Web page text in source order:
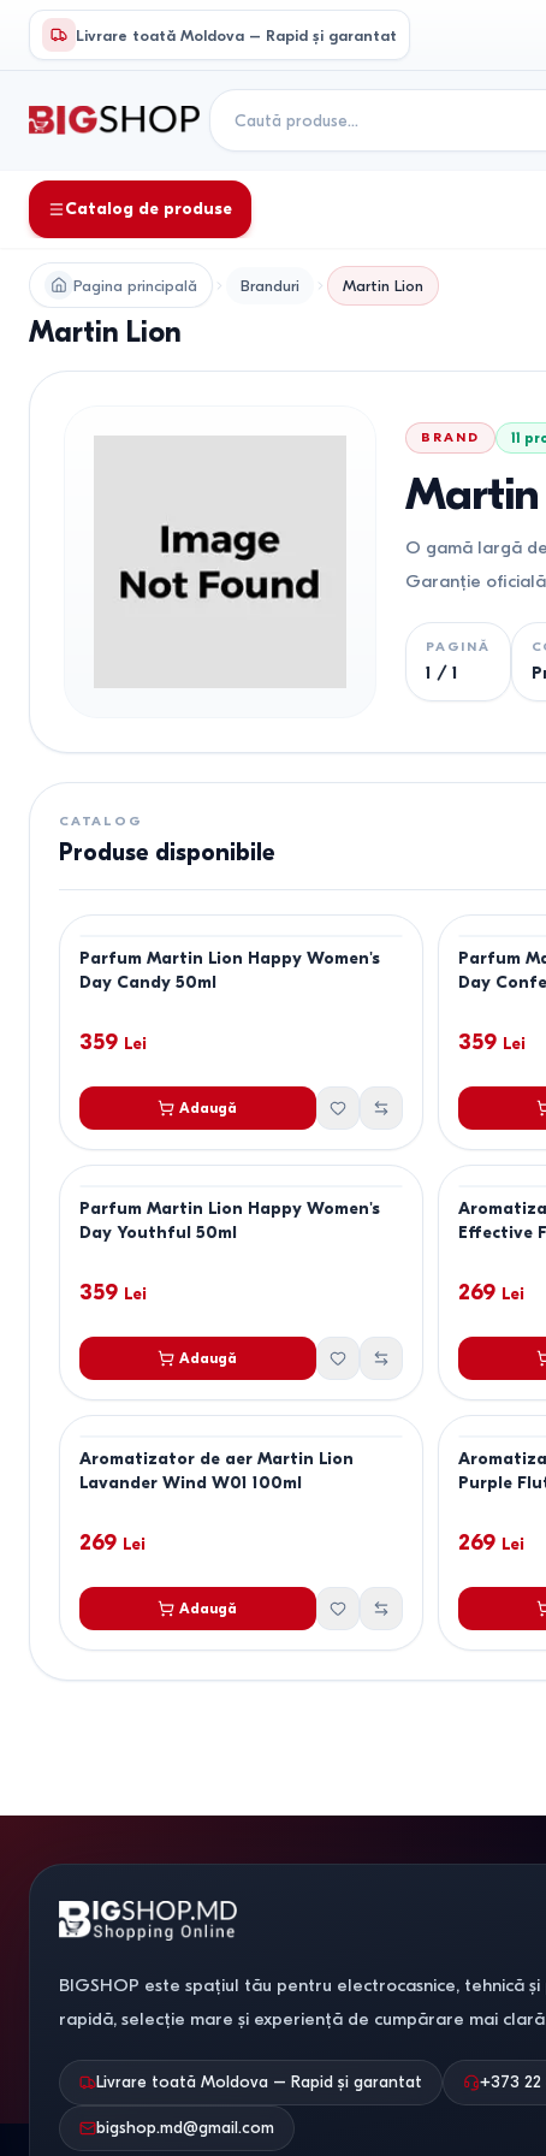
Livrare toată Moldova – Rapid și garantat
Catalog de produse
Pagina principală Branduri Martin Lion
Martin Lion
BRAND 11
Martin
O gamă largă
Garanție
PAGINĂ
1 / 1
CATALOG
Produse disponibile
Parfum Martin Lion Happy Women's
Day Candy 50ml
359 Lei
Adaugă
Parfum
Day
359 Lei
Parfum Martin Lion Happy Women's
Day Youthful 50ml
359 Lei
Adaugă
Effective
269 Lei
Aromatizator de aer Martin Lion
Lavander Wind W01 100ml
269 Lei
Adaugă
Purple
269 Lei
BIGSHOP este spațiul tău pentru electrocasnice, tehnică
rapidă, selecție mare și experiență de cumpărare mai
Livrare toată Moldova – Rapid și garantat +373 22
bigshop.md@gmail.com